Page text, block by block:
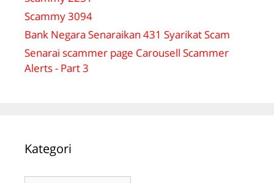
Scammy 3094
Bank Negara Senaraikan 431 Syarikat Scam
Senarai scammer page Carousell Scammer
Alerts - Part 3
Kategori